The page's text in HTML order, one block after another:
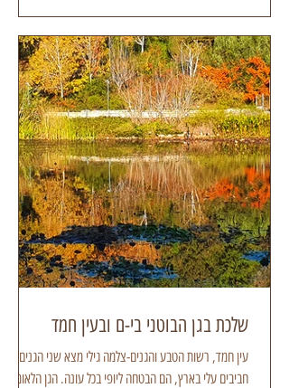
שלכת בגן הבוטני בי-ם ובעין חמד
עין חמד, רשות הטבע והגנים-צלמה גילי מצא שני הגנים הכי
חביבים עלי בארץ, הם הבטחה ליופי בכל עונה. הגן הלאומי